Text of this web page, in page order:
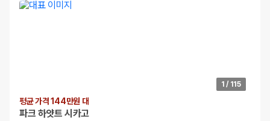
1 / 115
평균 가격 144만원 대
파크 하얏트 시카고